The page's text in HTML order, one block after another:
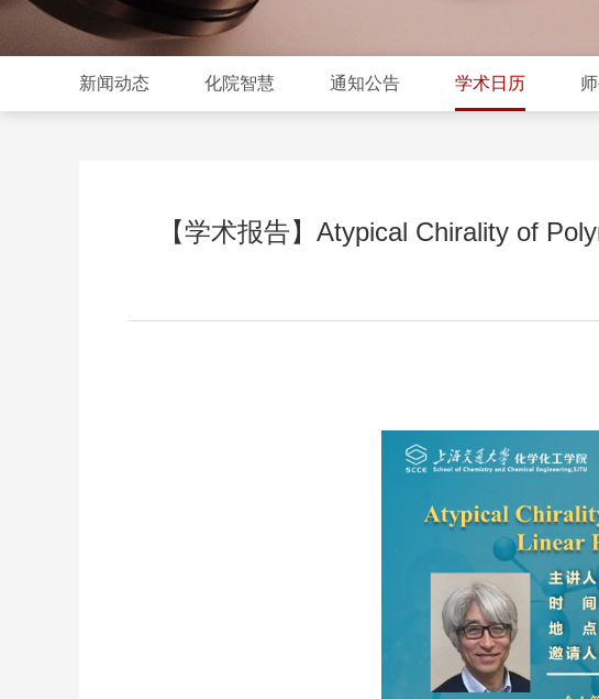
新闻动态 化院智慧 通知公告 学术日历
【学术报告】Atypical Chirality of